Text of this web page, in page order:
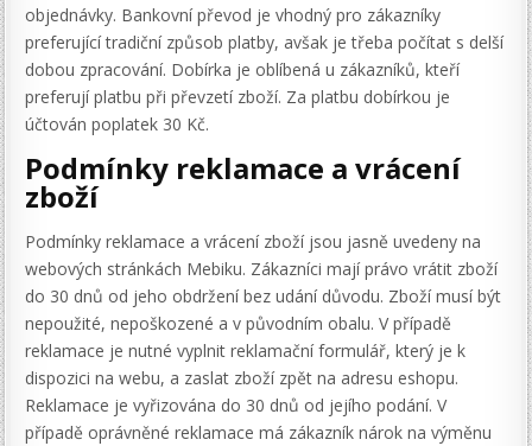
objednávky. Bankovní převod je vhodný pro zákazníky
preferující tradiční způsob platby, avšak je třeba počítat s delší
dobou zpracování. Dobírka je oblíbená u zákazníků, kteří
preferují platbu při převzetí zboží. Za platbu dobírkou je
účtován poplatek 30 Kč.
Podmínky reklamace a vrácení
zboží
Podmínky reklamace a vrácení zboží jsou jasně uvedeny na
webových stránkách Mebiku. Zákazníci mají právo vrátit zboží
do 30 dnů od jeho obdržení bez udání důvodu. Zboží musí být
nepoužité, nepoškozené a v původním obalu. V případě
reklamace je nutné vyplnit reklamační formulář, který je k
dispozici na webu, a zaslat zboží zpět na adresu eshopu.
Reklamace je vyřizována do 30 dnů od jejího podání. V
případě oprávněné reklamace má zákazník nárok na výměnu